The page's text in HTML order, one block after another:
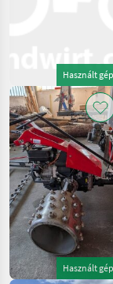
Használt gép
Használt gép